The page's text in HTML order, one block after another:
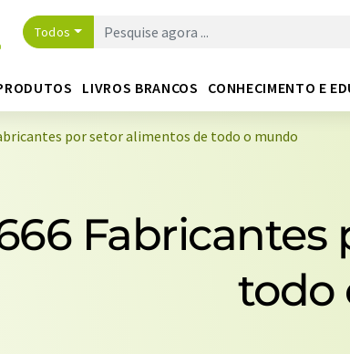
Todos
LIVROS BRANCOS CONHECIMENTO E
por setor alimentos de todo o mundo
todo